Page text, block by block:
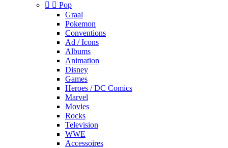
  Pop
Graal
Pokemon
Conventions
Ad / Icons
Albums
Animation
Disney
Games
Heroes / DC Comics
Marvel
Movies
Rocks
Television
WWE
Accessoires